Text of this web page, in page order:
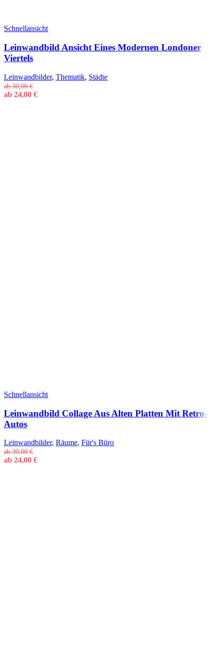
Schnellansicht
Leinwandbild Ansicht Eines Modernen Londoner
Viertels
Leinwandbilder, Thematik, Städte
ab30,00€
ab 24,00 €
Schnellansicht
Leinwandbild Collage Aus Alten Platten Mit Retro-
Autos
Leinwandbilder, Räume, Für's Büro
ab30,00€
ab 24,00 €